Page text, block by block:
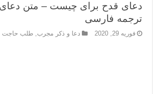
دعای قدح برای چیست – متن دعای
ترجمه فارسی
فوریه 29, 2020 دعا و ذکر مجرب,طلب حاجت